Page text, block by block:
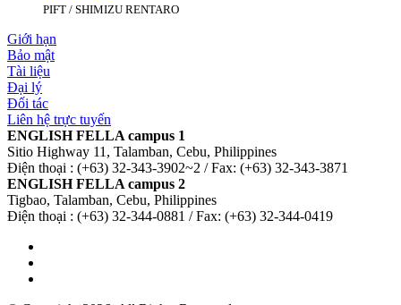
PIFT / SHIMIZU RENTARO
Giới hạn
Bảo mật
Tài liệu
Đại lý
Đối tác
Liên hệ trực tuyến
ENGLISH FELLA campus 1
Sitio Highway 11, Talamban, Cebu, Philippines
Điện thoại : (+63) 32-343-3902~2 / Fax: (+63) 32-343-3871
ENGLISH FELLA campus 2
Tigbao, Talamban, Cebu, Philippines
Điện thoại : (+63) 32-344-0881 / Fax: (+63) 32-344-0419